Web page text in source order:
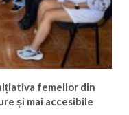
femeilor din
și mai accesibile